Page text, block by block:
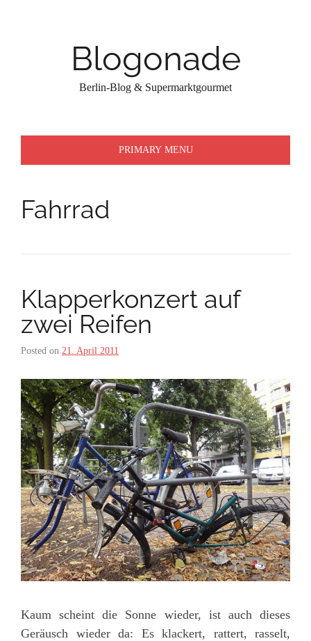
Blogonade
Berlin-Blog & Supermarktgourmet
PRIMARY MENU
Fahrrad
Klapperkonzert auf
zwei Reifen
Posted on 21. April 2011
Kaum scheint die Sonne wieder, ist auch dieses
Geräusch wieder da: Es klackert, rattert, rasselt,